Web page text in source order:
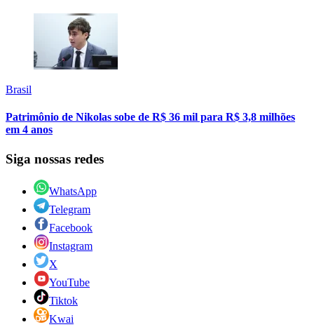
Brasil
Patrimônio de Nikolas sobe de R$ 36 mil para R$ 3,8 milhões
em 4 anos
Siga nossas redes
WhatsApp
Telegram
Facebook
Instagram
X
YouTube
Tiktok
Kwai